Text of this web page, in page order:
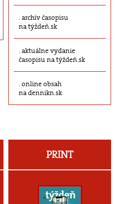
archív časopisu
na týždeň.sk
aktuálne vydanie
časopisu na týždeň.sk
online obsah
na dennikn.sk
PRINT